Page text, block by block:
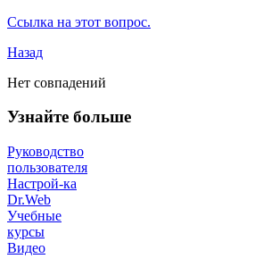
Ссылка на этот вопрос.
Назад
Нет совпадений
Узнайте больше
Руководство
пользователя
Настрой-ка
Dr.Web
Учебные
курсы
Видео